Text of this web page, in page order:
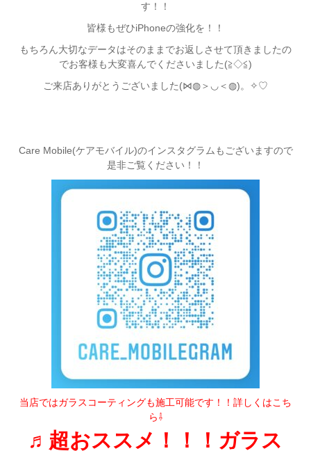
す！！
皆様もぜひiPhoneの強化を！！
もちろん大切なデータはそのままでお返しさせて頂きましたの
でお客様も大変喜んでくださいました(≧◇≦)
ご来店ありがとうございました(⋈◍＞◡＜◍)。✧♡
Care Mobile(ケアモバイル)のインスタグラムもございますので
是非ご覧ください！！
当店ではガラスコーティングも施工可能です！！詳しくはこち
ら⇩
♬超おススメ！！！ガラス